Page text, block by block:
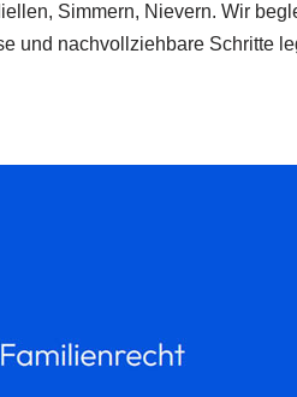
Simmern, Nievern. Wir
und nachvollziehbare Schritte